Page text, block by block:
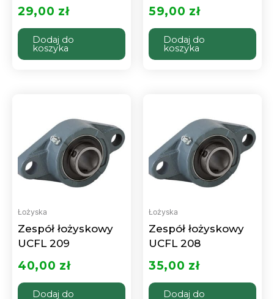
29,00 zł
Dodaj do
koszyka
59,00 zł
Dodaj do
koszyka
Łożyska
Zespół łożyskowy
UCFL 209
40,00 zł
Dodaj do
Łożyska
Zespół łożyskowy
UCFL 208
35,00 zł
Dodaj do